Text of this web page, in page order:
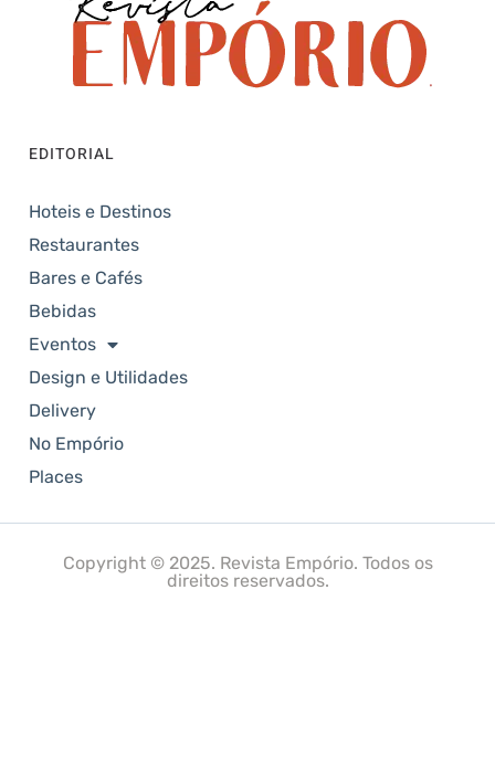
EDITORIAL
Hoteis e Destinos
Restaurantes
Bares e Cafés
Bebidas
Eventos
Design e Utilidades
Delivery
No Empório
Places
Copyright © 2025. Revista Empório. Todos os
direitos reservados.